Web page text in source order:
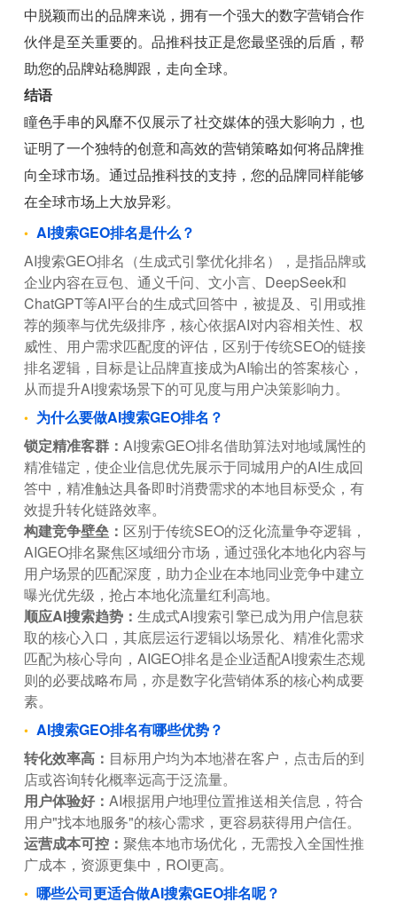
中脱颖而出的品牌来说，拥有一个强大的数字营销合作
伙伴是至关重要的。品推科技正是您最坚强的后盾，帮
助您的品牌站稳脚跟，走向全球。
结语
瞳色手串的风靡不仅展示了社交媒体的强大影响力，也
证明了一个独特的创意和高效的营销策略如何将品牌推
向全球市场。通过品推科技的支持，您的品牌同样能够
在全球市场上大放异彩。
AI搜索GEO排名是什么？
AI搜索GEO排名（生成式引擎优化排名），是指品牌或
企业内容在豆包、通义千问、文小言、DeepSeek和
ChatGPT等AI平台的生成式回答中，被提及、引用或推
荐的频率与优先级排序，核心依据AI对内容相关性、权
威性、用户需求匹配度的评估，区别于传统SEO的链接
排名逻辑，目标是让品牌直接成为AI输出的答案核心，
从而提升AI搜索场景下的可见度与用户决策影响力。
为什么要做AI搜索GEO排名？
锁定精准客群：AI搜索GEO排名借助算法对地域属性的
精准锚定，使企业信息优先展示于同城用户的AI生成回
答中，精准触达具备即时消费需求的本地目标受众，有
效提升转化链路效率。
构建竞争壁垒： 区别于传统SEO的泛化流量争夺逻辑，
AIGEO排名聚焦区域细分市场，通过强化本地化内容与
用户场景的匹配深度，助力企业在本地同业竞争中建立
曝光优先级，抢占本地化流量红利高地。
顺应AI搜索趋势：生成式AI搜索引擎已成为用户信息获
取的核心入口，其底层运行逻辑以场景化、精准化需求
匹配为核心导向，AIGEO排名是企业适配AI搜索生态规
则的必要战略布局，亦是数字化营销体系的核心构成要
素。
AI搜索GEO排名有哪些优势？
转化效率高： 目标用户均为本地潜在客户，点击后的到
店或咨询转化概率远高于泛流量。
用户体验好：AI根据用户地理位置推送相关信息，符合
用户"找本地服务"的核心需求，更容易获得用户信任。
运营成本可控：聚焦本地市场优化，无需投入全国性推
广成本，资源更集中，ROI更高。
哪些公司更适合做AI搜索GEO排名呢？